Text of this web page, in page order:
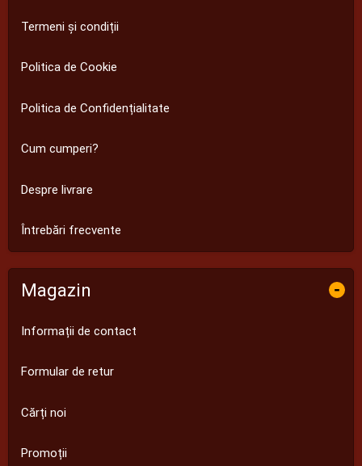
Termeni și condiții
Politica de Cookie
Politica de Confidențialitate
Cum cumperi?
Despre livrare
Întrebări frecvente
Magazin -
Informații de contact
Formular de retur
Cărți noi
Promoții